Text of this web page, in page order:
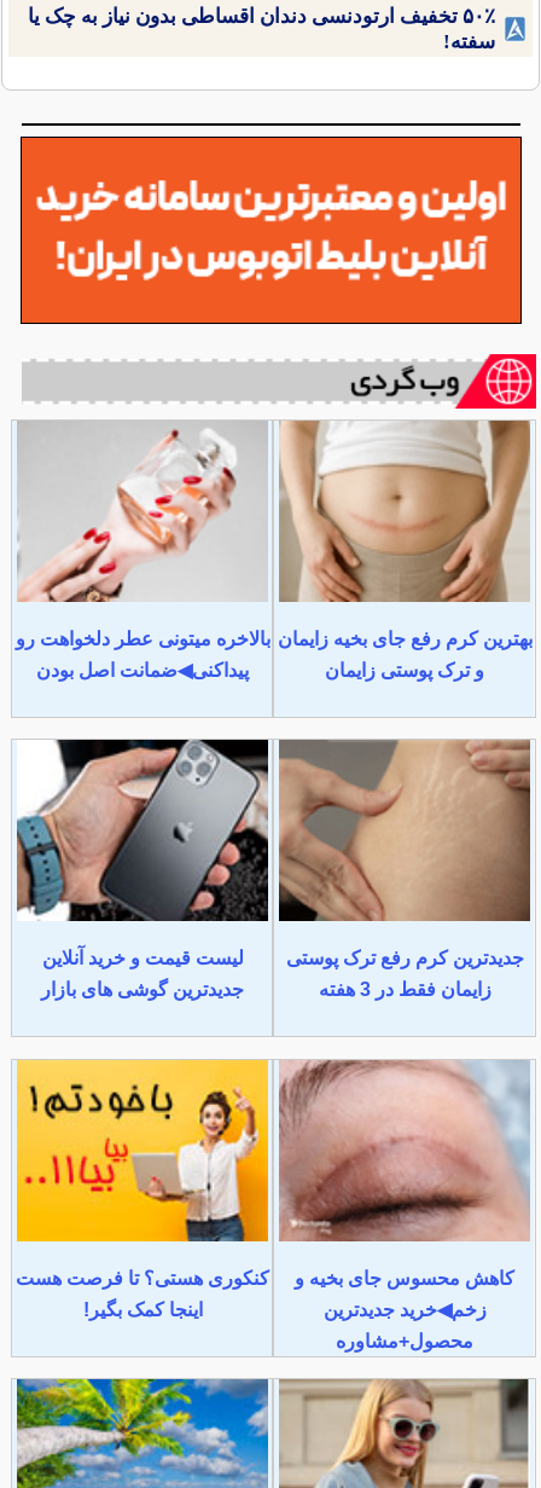
۵۰٪ تخفیف ارتودنسی دندان اقساطی بدون نیاز به چک یا
سفته!
بهترین کرم رفع جای بخیه زایمان
و ترک پوستی زایمان
بالاخره میتونی عطر دلخواهت رو
پیداکنی◀ضمانت اصل بودن
جدیدترین کرم رفع ترک پوستی
زایمان فقط در 3 هفته
لیست قیمت و خرید آنلاین
جدیدترین گوشی های بازار
کاهش محسوس جای بخیه و
زخم◀خرید جدیدترین
محصول+مشاوره
کنکوری هستی؟ تا فرصت هست
اینجا کمک بگیر!